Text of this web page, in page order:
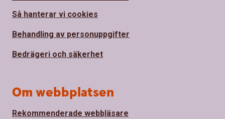
Så hanterar vi cookies
Behandling av personuppgifter
Bedrägeri och säkerhet
Om webbplatsen
Rekommenderade webbläsare